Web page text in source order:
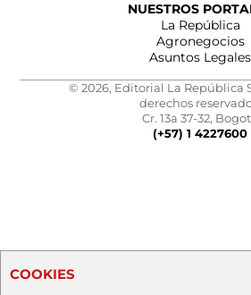
NUESTROS
La República
Agronegocios
Asuntos Legales
© 2026, Editorial La República
derechos
Cr. 13a 37-32,
(+57) 1 4227600
COOKIES